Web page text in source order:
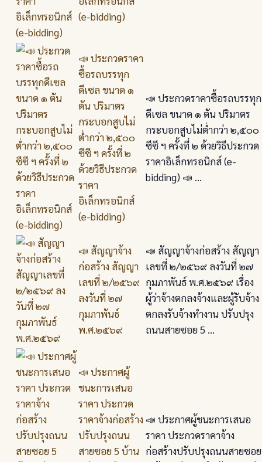
(e-bidding)
📣 ประกวดราคา
ซื้อรถบรรทุก
ดีเซล ขนาด ๑
ตัน ปริมาตร
กระบอกสูบไม่
ต่ำกว่า ๒,๕๐๐
ซีซี ฯ ครั้งที่ ๒
ด้วยวิธีประกวด
ราคา
อิเล็กทรอนิกส์
(e-bidding)
📣 ประกวดราคาซื้อรถบรรทุก
ดีเซล ขนาด ๑ ตัน ปริมาตร
กระบอกสูบไม่ต่ำกว่า ๒,๕๐๐
ซีซี ฯ ครั้งที่ ๒ ด้วยวิธีประกวด
ราคาอิเล็กทรอนิกส์ (e-
bidding) 📣 ...
📣 สัญญาจ้าง
ก่อสร้าง สัญญา
เลขที่ ๒/๒๕๖๙
ลงวันที่ ๒๗
กุมภาพันธ์
พ.ศ.๒๕๖๙
📣 สัญญาจ้างก่อสร้าง สัญญา
เลขที่ ๒/๒๕๖๙ ลงวันที่ ๒๗
กุมภาพันธ์ พ.ศ.๒๕๖๙ เรื่อง
ผู้ว่าจ้างตกลงจ้างและผู้รับจ้าง
ตกลงรับจ้างทำงาน ปรับปรุง
ถนนสายซอย 5 ...
📣 ประกาศผู้
ชนะการเสนอ
ราคา ประกวด
ราคาจ้างก่อสร้าง
ปรับปรุงถนน
สายซอย 5 บ้าน
📣 ประกาศผู้ชนะการเสนอ
ราคา ประกวดราคาจ้าง
ก่อสร้างปรับปรุงถนนสายซอย